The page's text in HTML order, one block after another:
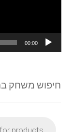
00:00
חיפוש משחק
search